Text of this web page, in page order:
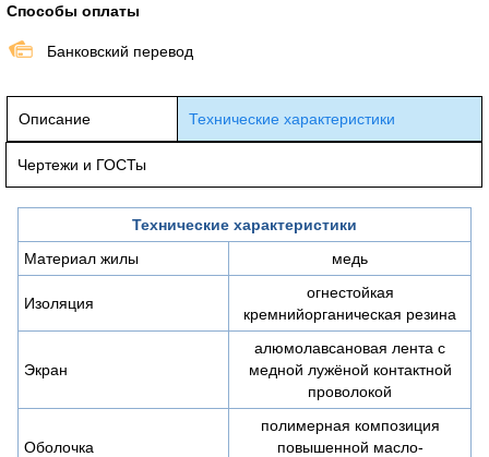
Способы оплаты
Банковский перевод
Описание Технические характеристики
Чертежи и ГОСТы
Технические характеристики
Материал жилы
медь
Изоляция
огнестойкая
кремнийорганическая резина
Экран
алюмолавсановая лента с
медной лужёной контактной
проволокой
Оболочка
полимерная композиция
повышенной масло-